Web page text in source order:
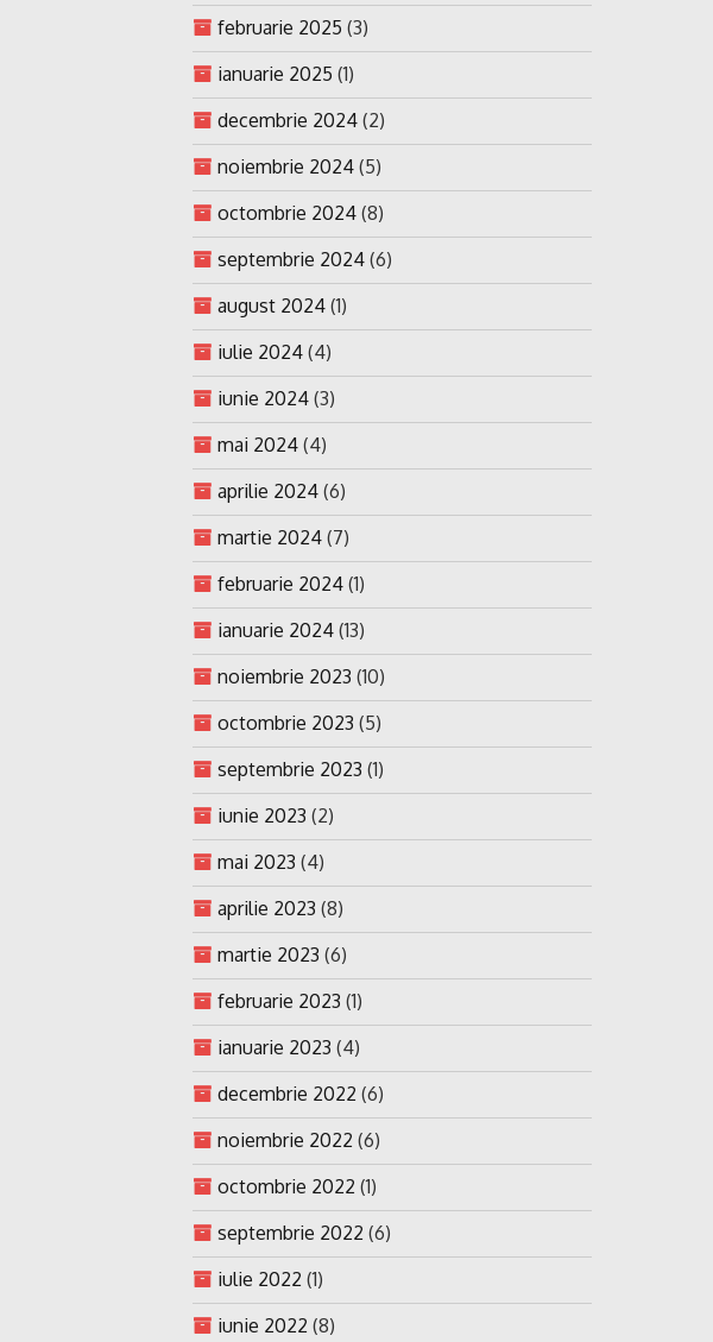
februarie 2025 (3)
ianuarie 2025 (1)
decembrie 2024 (2)
noiembrie 2024 (5)
octombrie 2024 (8)
septembrie 2024 (6)
august 2024 (1)
iulie 2024 (4)
iunie 2024 (3)
mai 2024 (4)
aprilie 2024 (6)
martie 2024 (7)
februarie 2024 (1)
ianuarie 2024 (13)
noiembrie 2023 (10)
octombrie 2023 (5)
septembrie 2023 (1)
iunie 2023 (2)
mai 2023 (4)
aprilie 2023 (8)
martie 2023 (6)
februarie 2023 (1)
ianuarie 2023 (4)
decembrie 2022 (6)
noiembrie 2022 (6)
octombrie 2022 (1)
septembrie 2022 (6)
iulie 2022 (1)
iunie 2022 (8)